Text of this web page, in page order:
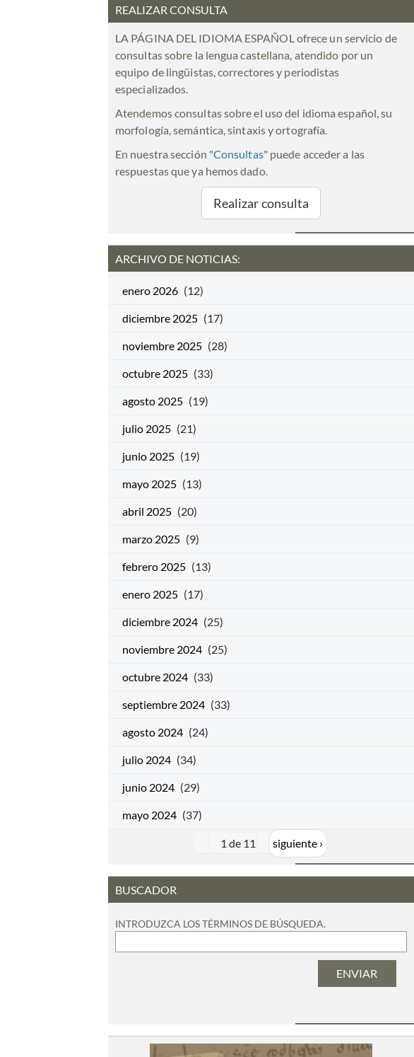
REALIZAR CONSULTA
LA PÁGINA DEL IDIOMA ESPAÑOL ofrece un servicio de
consultas sobre la lengua castellana, atendido por un
equipo de lingüistas, correctores y periodistas
especializados.
Atendemos consultas sobre el uso del idioma español, su
morfología, semántica, sintaxis y ortografía.
En nuestra sección "Consultas" puede acceder a las
respuestas que ya hemos dado.
Realizar consulta
ARCHIVO DE NOTICIAS:
enero 2026 (12)
diciembre 2025 (17)
noviembre 2025 (28)
octubre 2025 (33)
agosto 2025 (19)
julio 2025 (21)
junio 2025 (19)
mayo 2025 (13)
abril 2025 (20)
marzo 2025 (9)
febrero 2025 (13)
enero 2025 (17)
diciembre 2024 (25)
noviembre 2024 (25)
octubre 2024 (33)
septiembre 2024 (33)
agosto 2024 (24)
julio 2024 (34)
junio 2024 (29)
mayo 2024 (37)
1 de 11 siguiente ›
BUSCADOR
INTRODUZCA LOS TÉRMINOS DE BÚSQUEDA.